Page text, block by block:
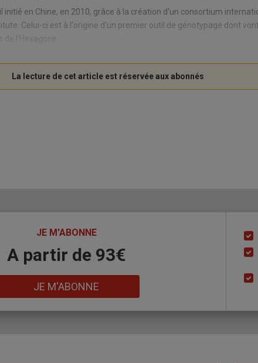
en Chine, en 2010, grâce à la création d'un consortium
Celui-ci est à l'origine d'un premier outil de génotypage dont
l'Hexagone.
JE M'ABONNE
A partir de 93€
JE M'ABONNE
à